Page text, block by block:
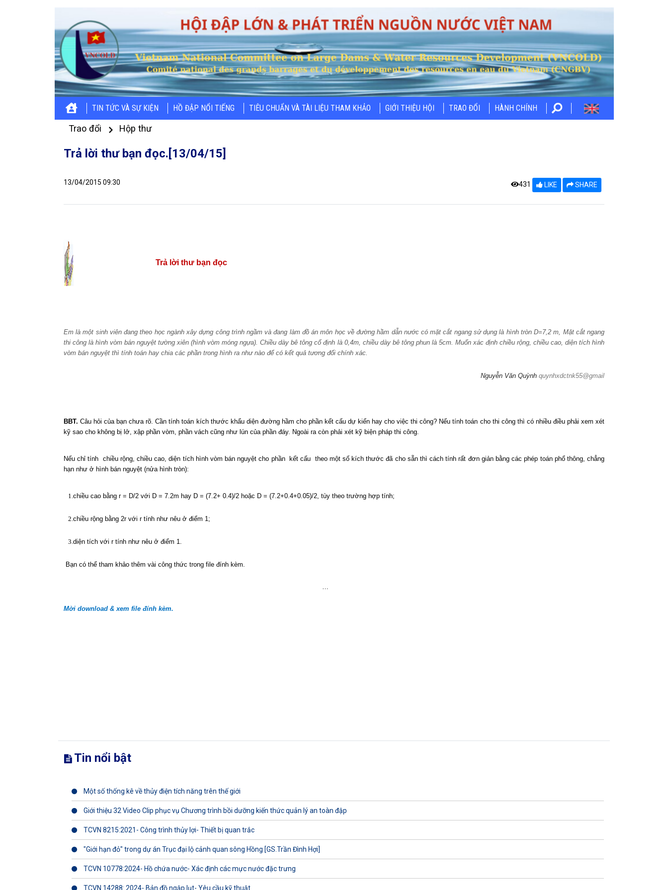
TIN TỨC VÀ SỰ KIỆN HỒ ĐẬP NỔI TIẾNG TIÊU CHUẨN VÀ TÀI LIỆU THAM KHẢO GIỚI THIỆU HỘI TRAO ĐỔI HÀNH CHÍNH
Trao đổi Hộp thư
Trả lời thư bạn đọc.[13/04/15]
13/04/2015 09:30 431 LIKE SHARE
Trả lời thư bạn đọc
Em là một sinh viên đang theo học ngành xây dựng công trình ngầm và đang làm đồ án môn học về đường hầm dẫn nước có mặt cắt ngang sử dụng là hình tròn D=7,2 m, Mặt cắt ngang
thi công là hình vòm bán nguyệt tường xiên (hình vòm móng ngựa). Chiều dày bê tông cố định là 0,4m, chiều dày bê tông phun là 5cm. Muốn xác định chiều rộng, chiều cao, diện tích hình
vòm bán nguyệt thì tính toán hay chia các phần trong hình ra như nào để có kết quả tương đối chính xác.
Nguyễn Văn Quỳnh quynhxdctnk55@gmail
BBT. Câu hỏi của bạn chưa rõ. Cần tính toán kích thước khẩu diện đường hầm cho phần kết cấu dự kiến hay cho việc thi công? Nếu tính toán cho thi công thì có nhiều điều phải xem xét
kỹ sao cho không bị lở, xập phần vòm, phần vách cũng như lún của phần đáy. Ngoài ra còn phải xét kỹ biện pháp thi công.
Nếu chỉ tính chiều rộng, chiều cao, diện tích hình vòm bán nguyệtcho phần kết cấu theo một số kích thước đã cho sẵn thì cách tính rất đơn giản bằng các phép toán phổ thông, chẳng
hạn như ở hình bán nguyệt (nửa hình tròn):
1.chiều cao bằng r = D/2 với D = 7.2m hay D = (7.2+ 0.4)/2 hoặc D = (7.2+0.4+0.05)/2, tùy theo trường hợp tính;
2.chiều rộng bằng 2r với r tính như nêu ở điểm 1;
3.diện tích với r tính như nêu ở điểm 1.
Bạn có thể tham khảo thêm vài công thức trong file đính kèm.
…
Mời download & xem file đính kèm.
Tin nổi bật
Một số thống kê về thủy điện tích năng trên thế giới
Giới thiệu 32 Video Clip phục vụ Chương trình bồi dưỡng kiến thức quản lý an toàn đập
TCVN 8215:2021- Công trình thủy lợi- Thiết bị quan trắc
"Giới hạn đỏ" trong dự án Trục đại lộ cảnh quan sông Hồng [GS.Trần Đình Hợi]
TCVN 10778:2024- Hồ chứa nước- Xác định các mực nước đặc trưng
TCVN 14288: 2024- Bản đồ ngập lụt- Yêu cầu kỹ thuật